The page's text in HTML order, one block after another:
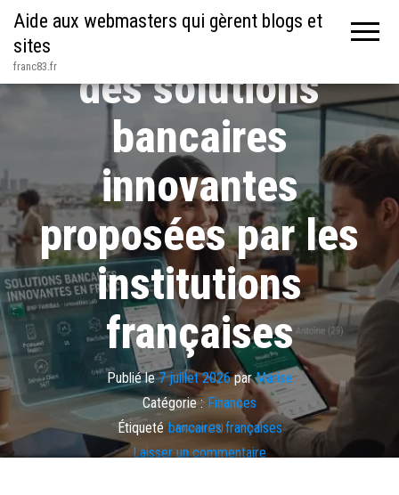
Aide aux webmasters qui gèrent blogs et
sites
franc83.fr
Plongez au cœur
des solutions
bancaires
innovantes
proposées par les
institutions
françaises
Publié le7 juillet 2026parMarise
Catégorie : Finances
Étiqueté bancaires françaises
Laisser un commentaire